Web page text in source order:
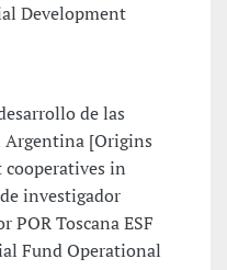
Development
de las
Argentina [Origins
in
investigador
POR Toscana ESF
Fund Operational